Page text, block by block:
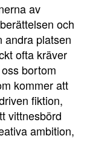
av
och
andra platsen
ofta kräver
bortom
kommer att
fiktion,
vittnesbörd
ambition,